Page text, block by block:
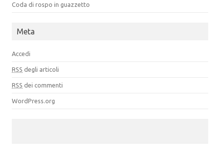
Coda di rospo in guazzetto
Meta
Accedi
RSS degli articoli
RSS dei commenti
WordPress.org